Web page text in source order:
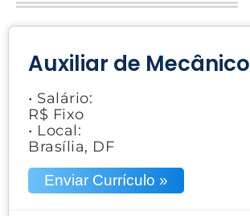
Auxiliar de Mecânico
• Salário:
R$ Fixo
• Local:
Brasília, DF
Enviar Currículo »